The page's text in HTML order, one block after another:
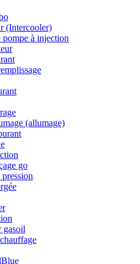
(Intercooler)
pompe à injection
(allumage)
go
gasoil